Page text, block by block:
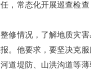
，常态化开展巡查检
修情况，了解地质灾
。他要求，要坚决克
道堤防、山洪沟道等